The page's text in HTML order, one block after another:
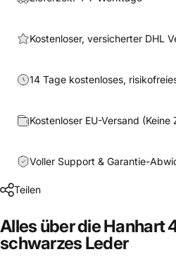
Kostenloser, versicherter DHL
14 Tage kostenloses,
Kostenloser EU-Versand (Keine
Voller Support & Garantie-
Teilen
Alles über die Hanhart
schwarzes Leder